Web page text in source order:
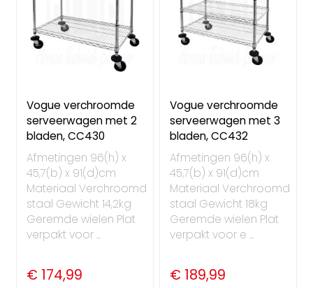
Vogue verchroomde
serveerwagen met 2
bladen, CC430
Afmetingen 96(h) x
45,7(b) x 91(d)cm
Materiaal Verchroomd
staal Gewicht 14,2kg
Geremde wielen Plat
verpakt voor ...
€ 174,99
Vogue verchroomde
serveerwagen met 3
bladen, CC432
Afmetingen 96(h) x
45,7(b) x 91(d)cm
Materiaal Verchroomd
staal Gewicht 18kg
Geremde wielen Plat
verpakt voor e ...
€ 189,99